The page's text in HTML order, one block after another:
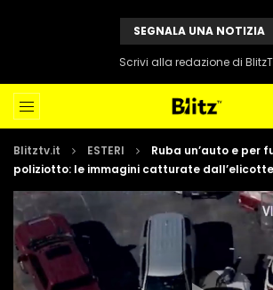
SEGNALA UNA NOTIZIA
Scrivi alla redazione di
Blitztv.it ESTERI
Ruba un’auto e per
poliziotto: le immagini catturate